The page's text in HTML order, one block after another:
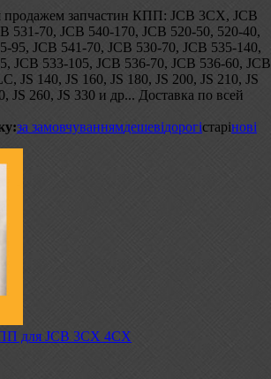
продажем запчастин КПП: JCB 3CX, JCB
531-70, JCB 540-170, JCB 520-50, 520-40,
95, JCB 541-70, JCB 530-70, JCB 535-140,
JCB 533-105, JCB 536-70, JCB 536-60, JCB
JS 140, JS 160, JS 180, JS 200, JS 210, JS
JS 260, JS 330 и др... Доставка по всей
за замовчуваннямдешевідорогістарінові
для JCB 3CX 4CX